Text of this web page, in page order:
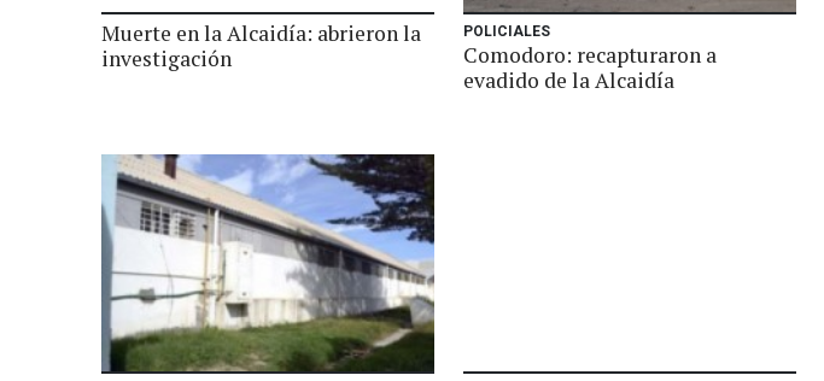
Muerte en la Alcaidía: abrieron la
investigación
POLICIALES
Comodoro: recapturaron a
evadido de la Alcaidía